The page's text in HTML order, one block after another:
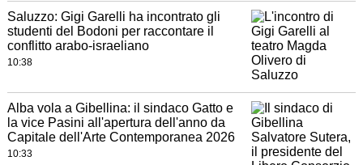
Saluzzo: Gigi Garelli ha incontrato gli
studenti del Bodoni per raccontare il
conflitto arabo-israeliano
10:38
Alba vola a Gibellina: il sindaco Gatto e
la vice Pasini all'apertura dell'anno da
Capitale dell'Arte Contemporanea 2026
10:33